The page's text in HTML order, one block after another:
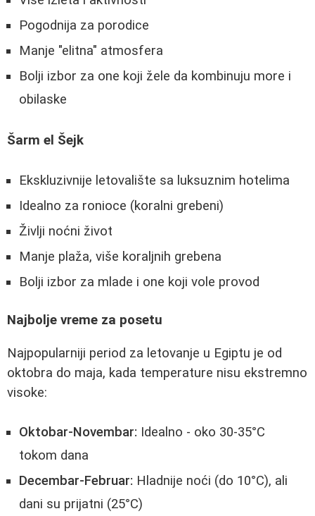
Pogodnija za porodice
Manje "elitna" atmosfera
Bolji izbor za one koji žele da kombinuju more i
obilaske
Šarm el Šejk
Ekskluzivnije letovalište sa luksuznim hotelima
Idealno za ronioce (koralni grebeni)
Življi noćni život
Manje plaža, više koraljnih grebena
Bolji izbor za mlade i one koji vole provod
Najbolje vreme za posetu
Najpopularniji period za letovanje u Egiptu je od
oktobra do maja, kada temperature nisu ekstremno
visoke:
Oktobar-Novembar: Idealno - oko 30-35°C
tokom dana
Decembar-Februar: Hladnije noći (do 10°C), ali
dani su prijatni (25°C)